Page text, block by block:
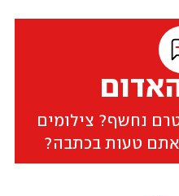
נחשף? צילומים
טעות בכתבה?